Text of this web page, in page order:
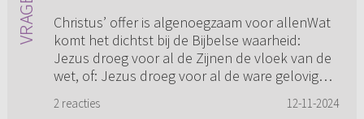
Christus’ offer is algenoegzaam voor allenWat
komt het dichtst bij de Bijbelse waarheid:
Jezus droeg voor al de Zijnen de vloek van de
wet, of: Jezus droeg voor al de ware gelovigen
2 reacties 12-11-2024